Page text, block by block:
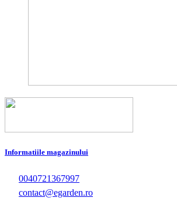
Informatiile magazinului
0040721367997
contact@egarden.ro